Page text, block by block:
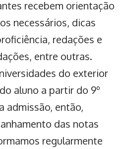
recebem orientação
necessários, dicas
redações e
entre outras.
do exterior
aluno a partir do 9º
admissão, então,
das notas
regularmente